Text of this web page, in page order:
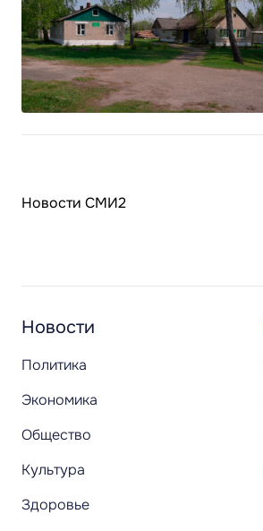
Новости СМИ2
Новости
Политика
Экономика
Общество
Культура
Здоровье